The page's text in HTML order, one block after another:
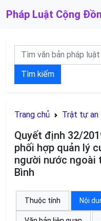
Pháp Luật Cộng
Tìm kiếm
Trang chủ Trật tự an
Quyết định 32/
phối hợp quản lý
người nước ngoài
Bình
Thuộc tính Nội